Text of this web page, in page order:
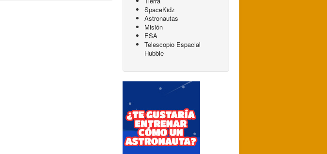
SpaceKidz
Astronautas
Misión
ESA
Telescopio Espacial
Hubble